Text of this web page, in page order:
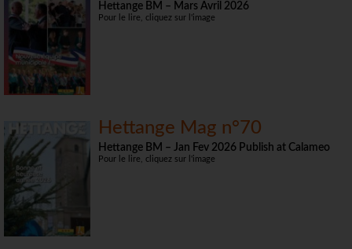
Hettange BM – Mars Avril 2026
Pour le lire, cliquez sur l'image
Hettange Mag n°70
Hettange BM – Jan Fev 2026 Publish at Calameo
Pour le lire, cliquez sur l'image